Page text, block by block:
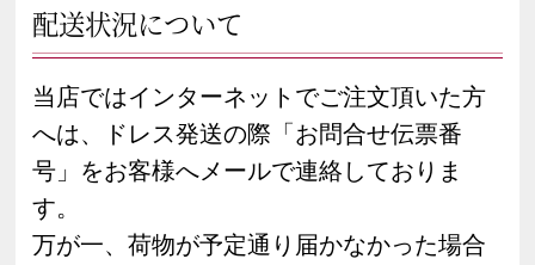
配送状況について
当店ではインターネットでご注文頂いた方
へは、ドレス発送の際「お問合せ伝票番
号」をお客様へメールで連絡しておりま
す。
万が一、荷物が予定通り届かなかった場合